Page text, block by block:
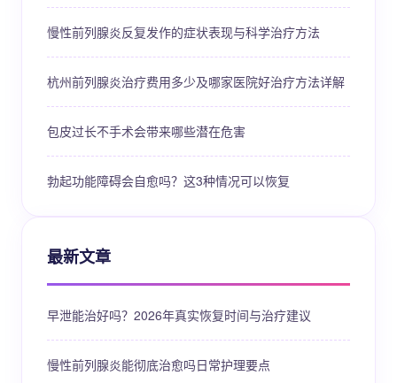
慢性前列腺炎反复发作的症状表现与科学治疗方法
杭州前列腺炎治疗费用多少及哪家医院好治疗方法详解
包皮过长不手术会带来哪些潜在危害
勃起功能障碍会自愈吗？这3种情况可以恢复
最新文章
早泄能治好吗？2026年真实恢复时间与治疗建议
慢性前列腺炎能彻底治愈吗日常护理要点